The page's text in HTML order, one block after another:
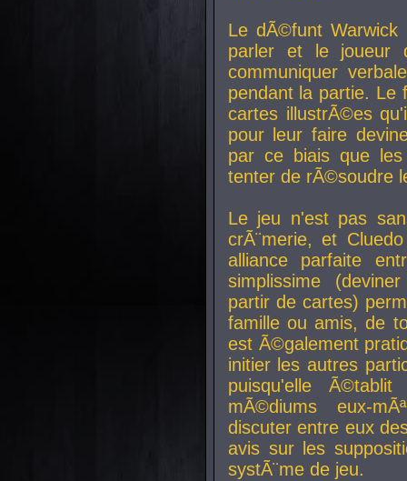
Le dÃ©funt Warwick
parler et le joueur
communiquer
pendant la partie. Le
cartes illustrÃ©es
pour leur faire
par ce biais que
tenter de rÃ©soudre
Le jeu n'est pas
crÃ¨merie, et
alliance parfaite
simplissime
partir de cartes)
famille ou amis, de
est Ã©galement
initier les autres
puisqu'elle
mÃ©diums eux-
discuter entre eux
avis sur les
systÃ¨me de jeu.